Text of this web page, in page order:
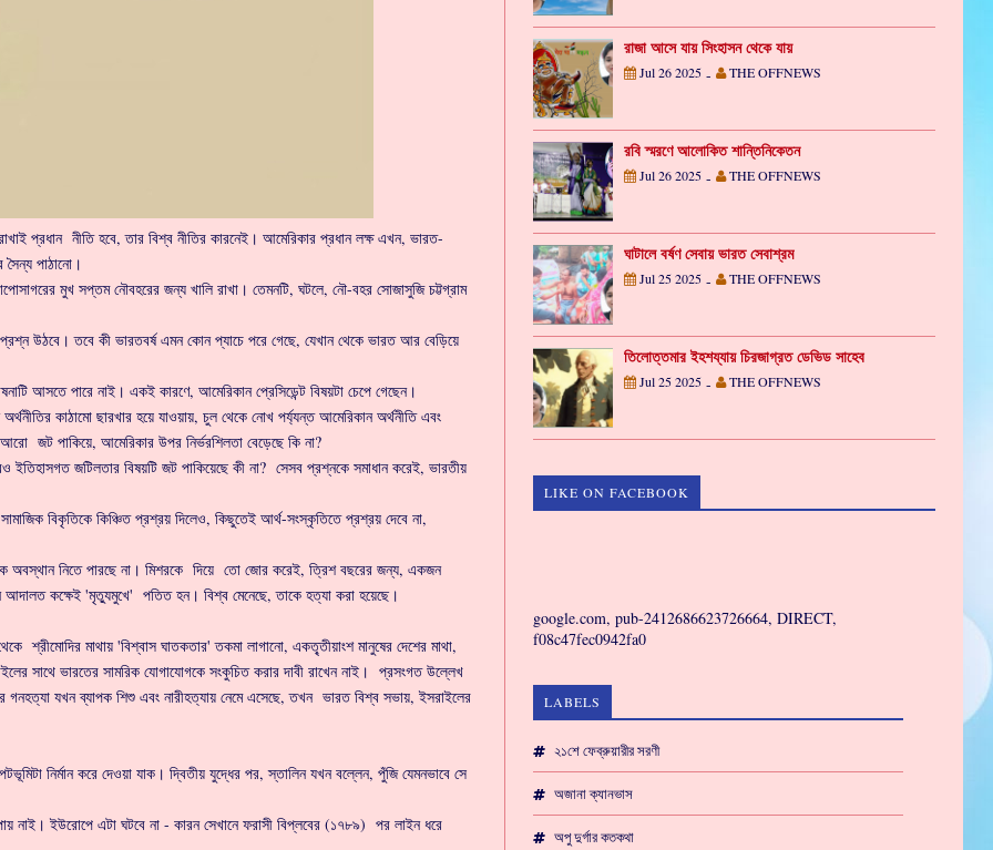
প্রধান নীতি হবে, তার বিশ্ব নীতির কারনেই। আমেরিকার প্রধান লক্ষ এখন, ভারত-
সৈন্য পাঠানো।
মুখ সপ্তম নৌবহরের জন্য খালি রাখা। তেমনটি, ঘটলে, নৌ-বহর সোজাসুজি চট্টগ্রাম
তবে কী ভারতবর্ষ এমন কোন প্যাচে পরে গেছে, যেখান থেকে ভারত আর বেড়িয়ে
আসতে পারে নাই। একই কারণে, আমেরিকান প্রেসিডেন্ট বিষয়টা চেপে গেছেন।
কাঠামো ছারখার হয়ে যাওয়ায়, চুল থেকে নোখ পর্য্যন্ত আমেরিকান অর্থনীতি এবং
আরো জট পাকিয়ে, আমেরিকার উপর নির্ভরশিলতা বেড়েছে কি না?
জটিলতার বিষয়টি জট পাকিয়েছে কী না? সেসব প্রশ্নকে সমাধান করেই, ভারতীয়
বিকৃতিকে কিঞ্চিত প্রশ্রয় দিলেও, কিছুতেই আর্থ-সংস্কৃতিতে প্রশ্রয় দেবে না,
অবস্থান নিতে পারছে না। মিশরকে দিয়ে তো জোর করেই, ত্রিশ বছরের জন্য, একজন
আদালত কক্ষেই 'মৃত্যুমুখে' পতিত হন। বিশ্ব মেনেছে, তাকে হত্যা করা হয়েছে।
মাথায় 'বিশ্বাস ঘাতকতার' তকমা লাগানো, একতৃ্তীয়াংশ মানুষের দেশের মাথা,
সাথে ভারতের সামরিক যোগাযোগকে সংকুচিত করার দাবী রাখেন নাই। প্রসংগত উল্লেখ
গনহত্যা যখন ব্যাপক শিশু এবং নারীহত্যায় নেমে এসেছে, তখন ভারত বিশ্ব সভায়, ইসরাইলের
নির্মান করে দেওয়া যাক। দ্বিতীয় যুদ্ধের পর, স্তালিন যখন বল্লেন, পুঁজি যেমনভাবে সে
নাই। ইউরোপে এটা ঘটবে না - কারন সেখানে ফরাসী বিপ্লবের (১৭৮৯) পর লাইন ধরে
রাজা আসে যায় সিংহাসন থেকে যায়
Jul 26 2025 - THE OFFNEWS
রবি স্মরণে আলোকিত শান্তিনিকেতন
Jul 26 2025 - THE OFFNEWS
ঘাটালে বর্ষণ সেবায় ভারত সেবাশ্রম
Jul 25 2025 - THE OFFNEWS
তিলোত্তমার ইহশয্যায় চিরজাগ্রত ডেভিড সাহেব
Jul 25 2025 - THE OFFNEWS
LIKE ON FACEBOOK
google.com, pub-2412686623726664, DIRECT,
f08c47fec0942fa0
LABELS
২১শে ফেব্রুয়ারীর সরণী
অজানা ক্যানভাস
অপু দুর্গার কতকথা